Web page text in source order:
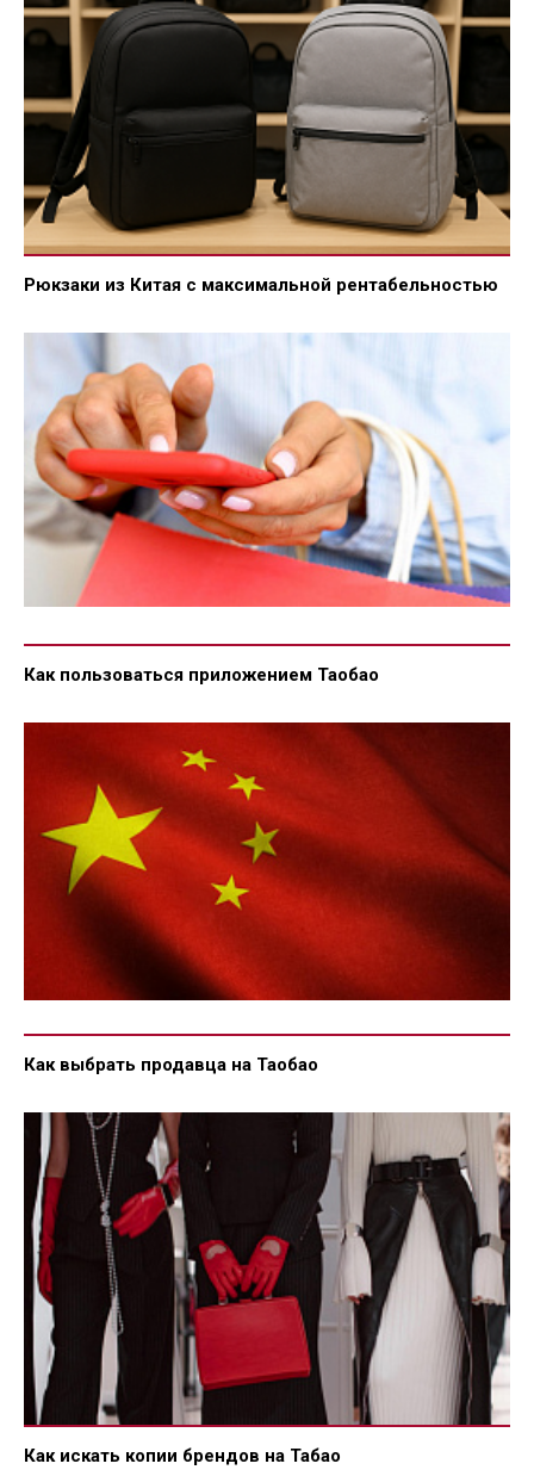
Рюкзаки из Китая с максимальной рентабельностью
Как пользоваться приложением Таобао
Как выбрать продавца на Таобао
Как искать копии брендов на Табао